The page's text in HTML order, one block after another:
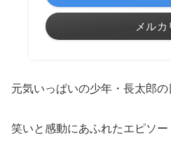
メルカ
元気いっぱいの少年・長太郎の
笑いと感動にあふれたエピソー